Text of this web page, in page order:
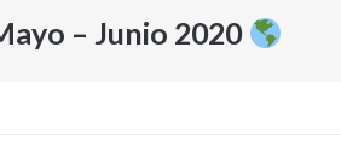
– Junio 2020